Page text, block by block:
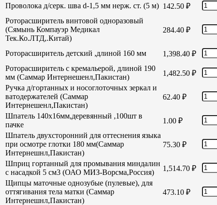
Проволока д/серк. шва d-1,5 мм нерж. ст. (5 м) 142.50 ₽
Роторасширитель винтовой одноразовый
(Сямынь Компауэр Медикал
Тек.Ко.ЛТД,.Китай)
284.40 ₽
Роторасширитель детский ,длиной 160 мм 1,398.40 ₽
Роторасширитель с кремальерой, длиной 190
мм (Саммар Интернешенл,Пакистан)
1,482.50 ₽
Ручка д/гортанных и носоглоточных зеркал и
ватодержателей (Саммар
Интернешенл,Пакистан)
62.40 ₽
Шпатель 140х16мм,деревянный ,100шт в
пачке
1.00 ₽
Шпатель двухсторонний для оттеснения языка
при осмотре глотки 180 мм(Саммар
Интернешнл,Пакистан)
75.30 ₽
Шприц гортанный для промывания миндалин
с насадкой 5 см3 (ОАО МИЗ-Ворсма,Россия)
1,514.70 ₽
Щипцы маточные однозубые (пулевые), для
оттягивания тела матки (Саммар
Интернешнл,Пакистан)
473.10 ₽